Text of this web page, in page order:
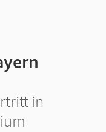
in